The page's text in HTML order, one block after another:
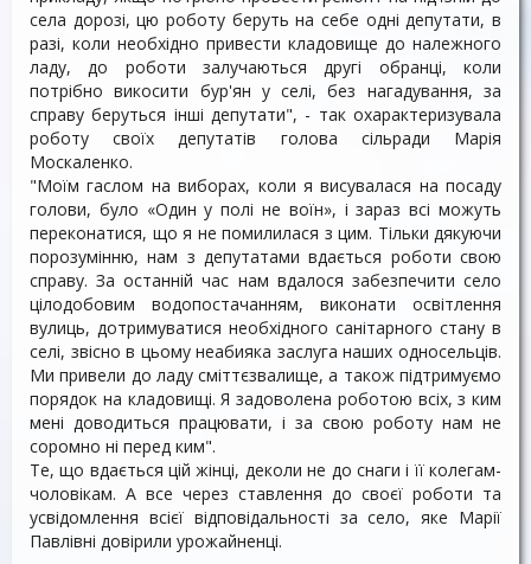
села дорозі, цю роботу беруть на себе одні депутати, в
разі, коли необхідно привести кладовище до належного
ладу, до роботи залучаються другі обранці, коли
потрібно викосити бур'ян у селі, без нагадування, за
справу беруться інші депутати", - так охарактеризувала
роботу своїх депутатів голова сільради Марія
Москаленко.
"Моїм гаслом на виборах, коли я висувалася на посаду
голови, було «Один у полі не воїн», і зараз всі можуть
переконатися, що я не помилилася з цим. Тільки дякуючи
порозумінню, нам з депутатами вдається роботи свою
справу. За останній час нам вдалося забезпечити село
цілодобовим водопостачанням, виконати освітлення
вулиць, дотримуватися необхідного санітарного стану в
селі, звісно в цьому неабияка заслуга наших односельців.
Ми привели до ладу сміттєзвалище, а також підтримуємо
порядок на кладовищі. Я задоволена роботою всіх, з ким
мені доводиться працювати, і за свою роботу нам не
соромно ні перед ким".
Те, що вдається цій жінці, деколи не до снаги і її колегам-
чоловікам. А все через ставлення до своєї роботи та
усвідомлення всієї відповідальності за село, яке Марії
Павлівні довірили урожайненці.